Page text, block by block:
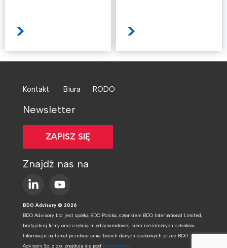
> >
Kontakt Biura RODO
Newsletter
ZAPISZ SIĘ
Znajdź nas na
BDO Advisory © 2026
BDO Advisory Ltd jest spółką BDO Polska, członkiem BDO International Limited,
brytyjskiej firmy oraz częścią międzynarodowej sieci niezależnych członków.
Informacje na temat przetwarzania Twoich danych osobowych przez BDO
Advisory Sp. z o.o. znajdują się pod tym linkiem